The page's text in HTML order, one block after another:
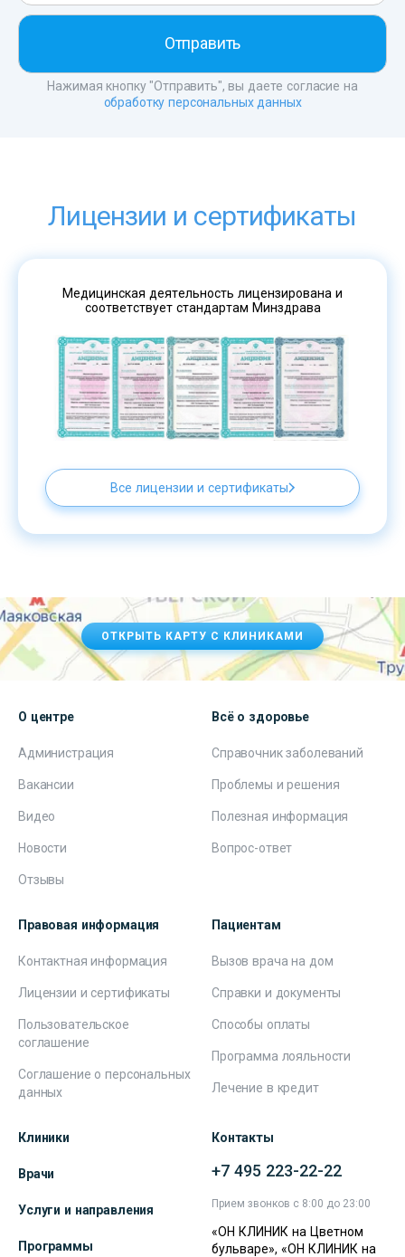
Нажимая кнопку "Отправить", вы даете согласие на
обработку персональных данных
Лицензии и сертификаты
Медицинская деятельность лицензирована и
соответствует стандартам Минздрава
Все лицензии и сертификаты
ОТКРЫТЬ КАРТУ С КЛИНИКАМИ
О центре
Администрация
Вакансии
Видео
Новости
Отзывы
Всё о здоровье
Справочник заболеваний
Проблемы и решения
Полезная информация
Вопрос-ответ
Правовая информация
Контактная информация
Лицензии и сертификаты
Пользовательское
соглашение
Соглашение о персональных
данных
Пациентам
Вызов врача на дом
Справки и документы
Способы оплаты
Программа лояльности
Лечение в кредит
Клиники
Врачи
Услуги и направления
Программы
Контакты
+7 495 223-22-22
Прием звонков с 8:00 до 23:00
«ОН КЛИНИК на Цветном
бульваре», «ОН КЛИНИК на